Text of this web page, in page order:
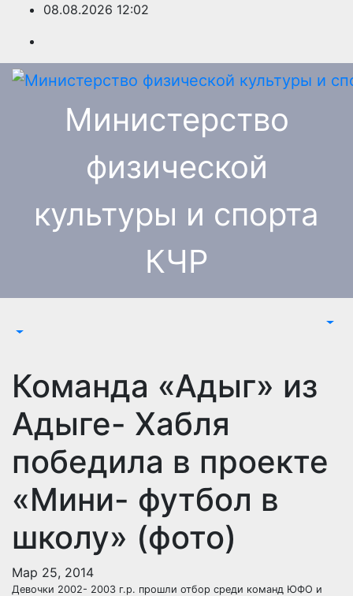
Перейти
содержимому
08.08.2026 12:02
Министерство
физической
культуры и спорта
КЧР
Команда «Адыг» из
Адыге- Хабля
победила в проекте
«Мини- футбол в
школу» (фото)
Мар 25, 2014
Девочки 2002- 2003 г.р. прошли отбор среди команд ЮФО и